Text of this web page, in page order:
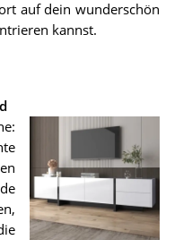
auf dein wunderschön
kannst.